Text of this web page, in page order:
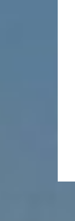
4